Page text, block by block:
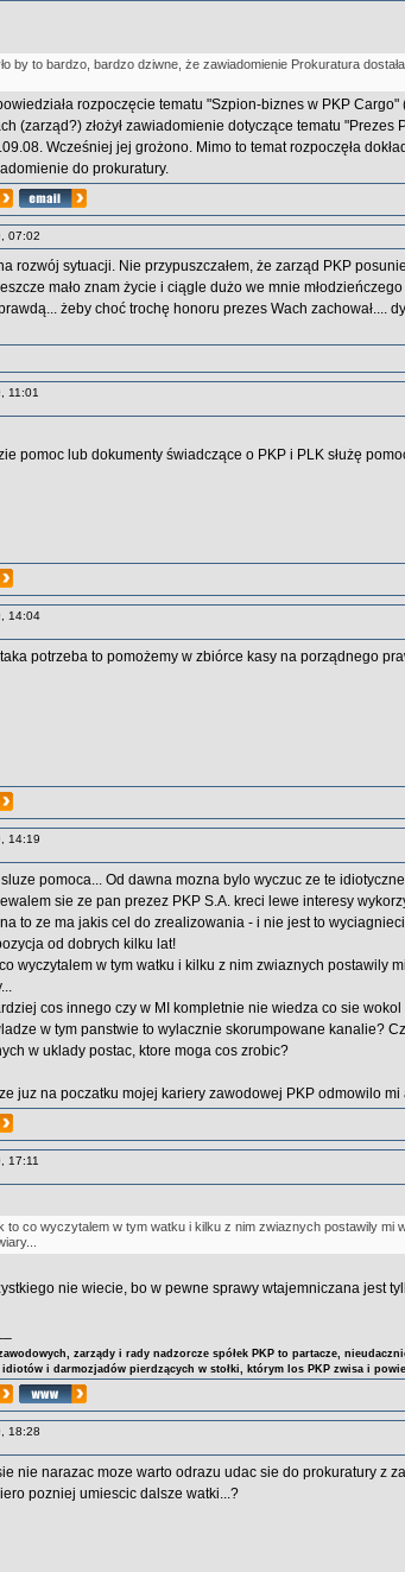
by to bardzo, bardzo dziwne, że zawiadomienie Prokuratura
rozpoczęcie tematu "Szpion-biznes w PKP Cargo"
(zarząd?) złożył zawiadomienie dotyczące tematu "Prezes
Wcześniej jej grożono. Mimo to temat rozpoczęła
do prokuratury.
07:02
rozwój sytuacji. Nie przypuszczałem, że zarząd PKP
mało znam życie i ciągle dużo we mnie
żeby choć trochę honoru prezes Wach zachował....
11:01
pomoc lub dokumenty świadczące o PKP i PLK służę
14:04
potrzeba to pomożemy w zbiórce kasy na porządnego
14:19
pomoca... Od dawna mozna bylo wyczuc ze te
sie ze pan prezez PKP S.A. kreci lewe interesy
to ze ma jakis cel do zrealizowania - i nie jest to
od dobrych kilku lat!
wyczytalem w tym watku i kilku z nim zwiaznych postawily
cos innego czy w MI kompletnie nie wiedza co sie
w tym panstwie to wylacznie skorumpowane kanalie?
w uklady postac, ktore moga cos zrobic?
juz na poczatku mojej kariery zawodowej PKP odmowilo mi
17:11
to co wyczytalem w tym watku i kilku z nim zwiaznych postawily mi
nie wiecie, bo w pewne sprawy wtajemniczana jest
zarządy i rady nadzorcze spółek PKP to partacze,
i darmozjadów pierdzących w stołki, którym los PKP zwisa i
18:28
nie narazac moze warto odrazu udac sie do prokuratury z
pozniej umiescic dalsze watki...?